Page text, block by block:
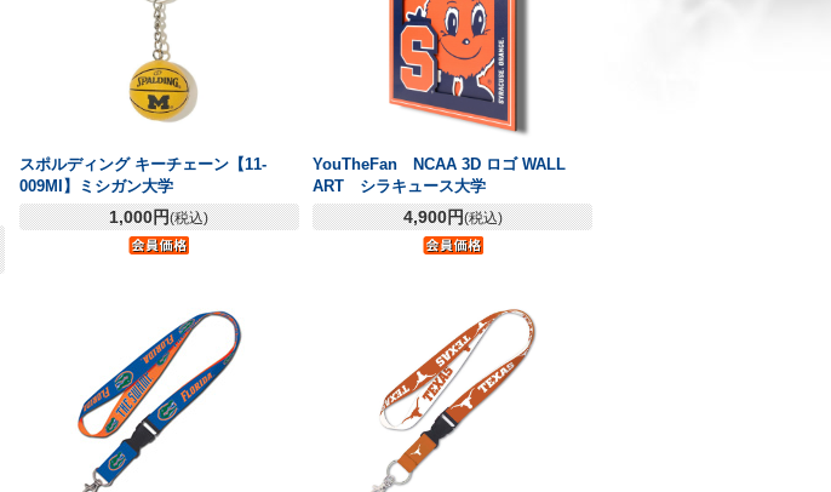
スポルディング キーチェーン【11-
009MI】ミシガン大学
1,000円(税込)
YouTheFan NCAA 3D ロゴ WALL
ART シラキュース大学
4,900円(税込)